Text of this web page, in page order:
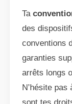
Ta
des
conventions
garanties
arrêts longs
N’hésite pas